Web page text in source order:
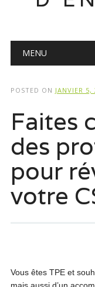
Main
MENU
POSTED ON JANVIER 5,
Faites
des
pour
votre
Vous êtes TPE et